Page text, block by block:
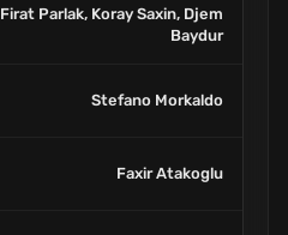
Firat Parlak, Koray Saxin, Djem
Baydur
Stefano Morkaldo
Faxir Atakoglu